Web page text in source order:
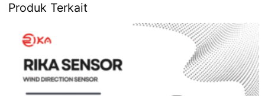
Produk Terkait